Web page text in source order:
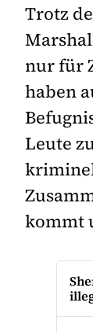
Trotz
nur für
haben
Leute
kommt